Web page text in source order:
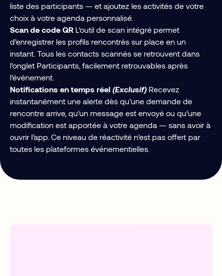
liste des participants — et ajoutez les activités de votre
choix à votre agenda personnalisé.
Scan de code QR L’outil de scan intégré permet
d’enregistrer les profils rencontrés sur place en un
instant. Tous les contacts scannés se retrouvent dans
l’onglet Participants, facilement retrouvables après
l’événement.
Notifications en temps réel (Exclusif) Recevez
instantanément une alerte dès qu’une demande de
rencontre arrive, qu’un message est envoyé ou qu’une
modification est apportée à votre agenda — sans avoir à
ouvrir l’app. Ce niveau de réactivité n’est pas offert par
toutes les plateformes événementielles.